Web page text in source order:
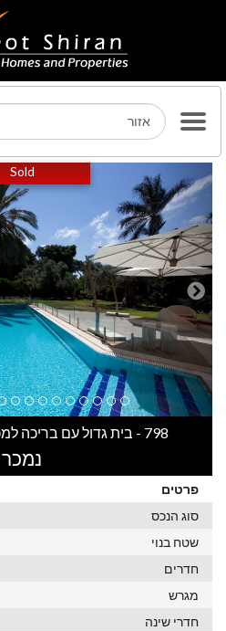
Sold Next
798 - בית גדול עם בריכה למכירה בהרצליה פיתוח
נמכר
פרטים
סוג הנכס
שטח בנוי
חדרים
מגרש
חדרי שינה